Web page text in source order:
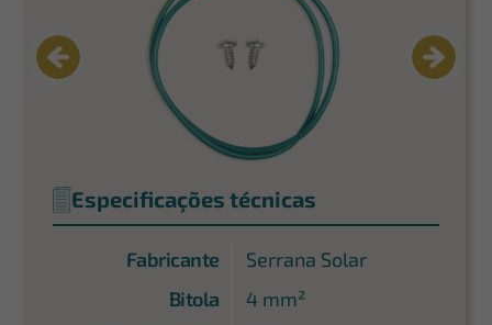
Especificações técnicas
Fabricante
Serrana Solar
Bitola
4 mm²